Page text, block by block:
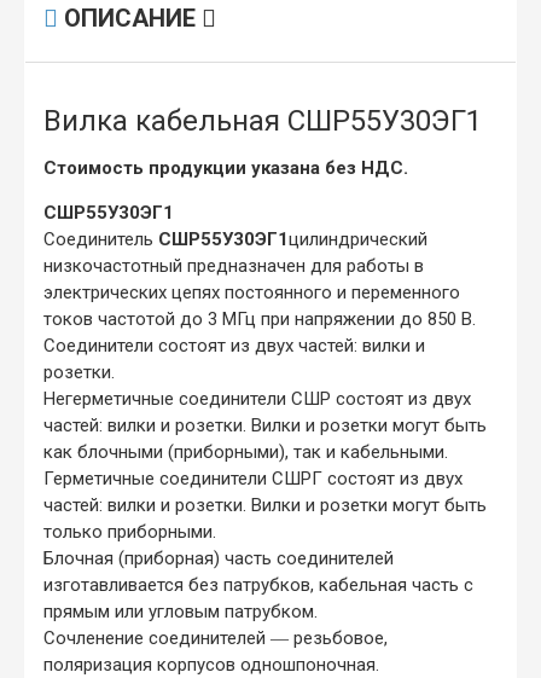
ОПИСАНИЕ
Вилка кабельная СШР55У30ЭГ1
Стоимость продукции указана без НДС.
СШР55У30ЭГ1
Соединитель СШР55У30ЭГ1цилиндрический
низкочастотный предназначен для работы в
электрических цепях постоянного и переменного
токов частотой до 3 МГц при напряжении до 850 В.
Соединители состоят из двух частей: вилки и
розетки.
Негерметичные соединители СШР состоят из двух
частей: вилки и розетки. Вилки и розетки могут быть
как блочными (приборными), так и кабельными.
Герметичные соединители СШРГ состоят из двух
частей: вилки и розетки. Вилки и розетки могут быть
только приборными.
Блочная (приборная) часть соединителей
изготавливается без патрубков, кабельная часть с
прямым или угловым патрубком.
Сочленение соединителей ― резьбовое,
поляризация корпусов одношпоночная.